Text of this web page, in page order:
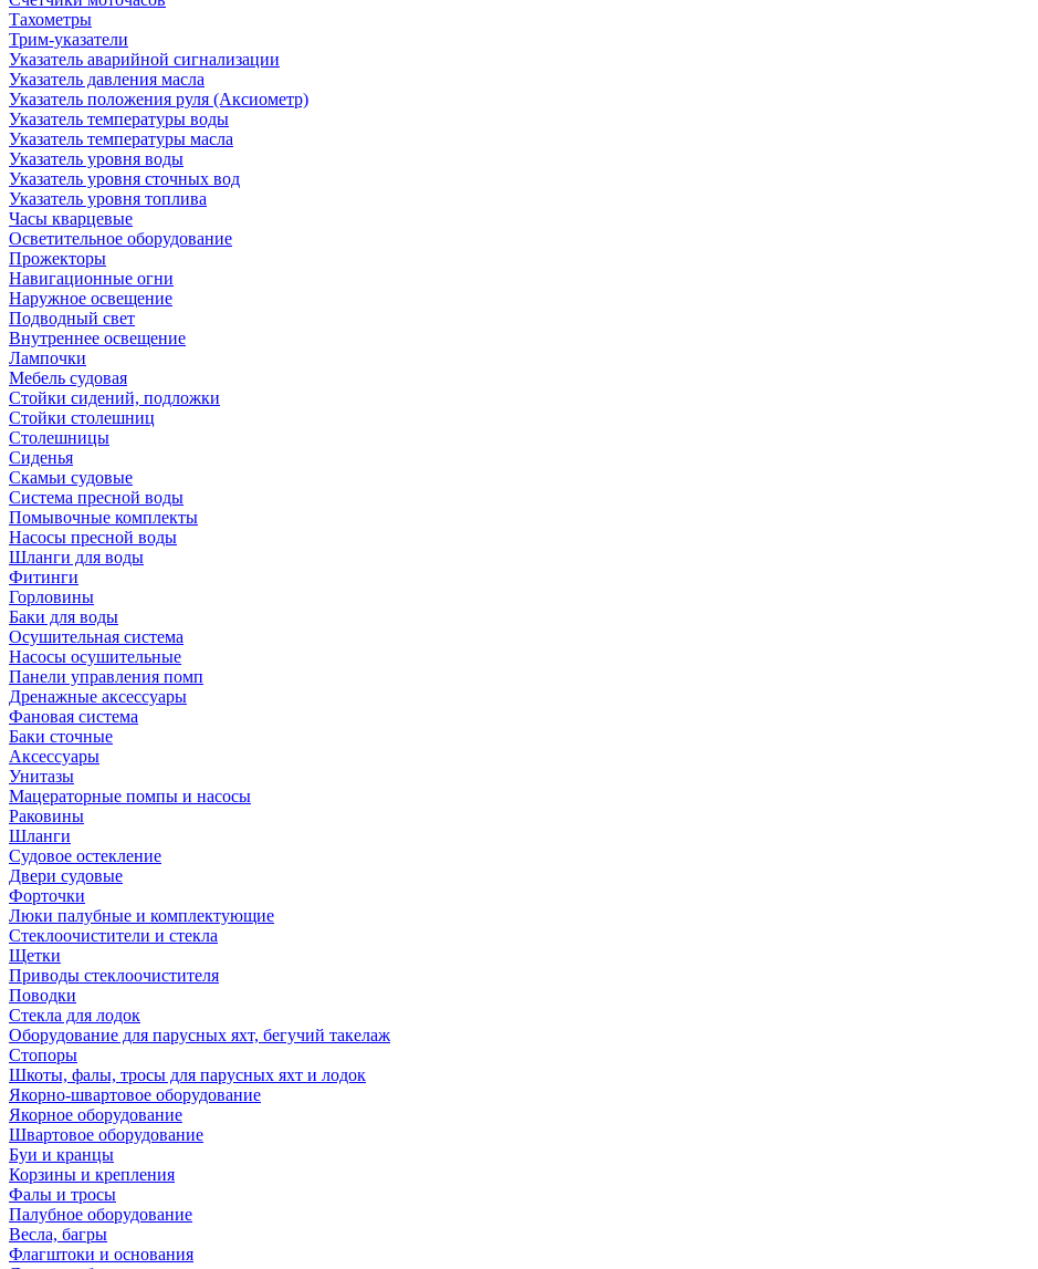
Тахометры
Трим-указатели
Указатель аварийной сигнализации
Указатель давления масла
Указатель положения руля (Аксиометр)
Указатель температуры воды
Указатель температуры масла
Указатель уровня воды
Указатель уровня сточных вод
Указатель уровня топлива
Часы кварцевые
Осветительное оборудование
Прожекторы
Навигационные огни
Наружное освещение
Подводный свет
Внутреннее освещение
Лампочки
Мебель судовая
Стойки сидений, подложки
Стойки столешниц
Столешницы
Сиденья
Скамьи судовые
Система пресной воды
Помывочные комплекты
Насосы пресной воды
Шланги для воды
Фитинги
Горловины
Баки для воды
Осушительная система
Насосы осушительные
Панели управления помп
Дренажные аксессуары
Фановая система
Баки сточные
Аксессуары
Унитазы
Мацераторные помпы и насосы
Раковины
Шланги
Судовое остекление
Двери судовые
Форточки
Люки палубные и комплектующие
Стеклоочистители и стекла
Щетки
Приводы стеклоочистителя
Поводки
Стекла для лодок
Оборудование для парусных яхт, бегучий такелаж
Стопоры
Шкоты, фалы, тросы для парусных яхт и лодок
Якорно-швартовое оборудование
Якорное оборудование
Швартовое оборудование
Буи и кранцы
Корзины и крепления
Фалы и тросы
Палубное оборудование
Весла, багры
Флагштоки и основания